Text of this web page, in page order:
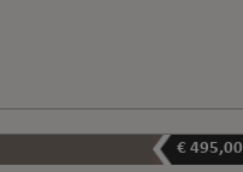
€ 495,00